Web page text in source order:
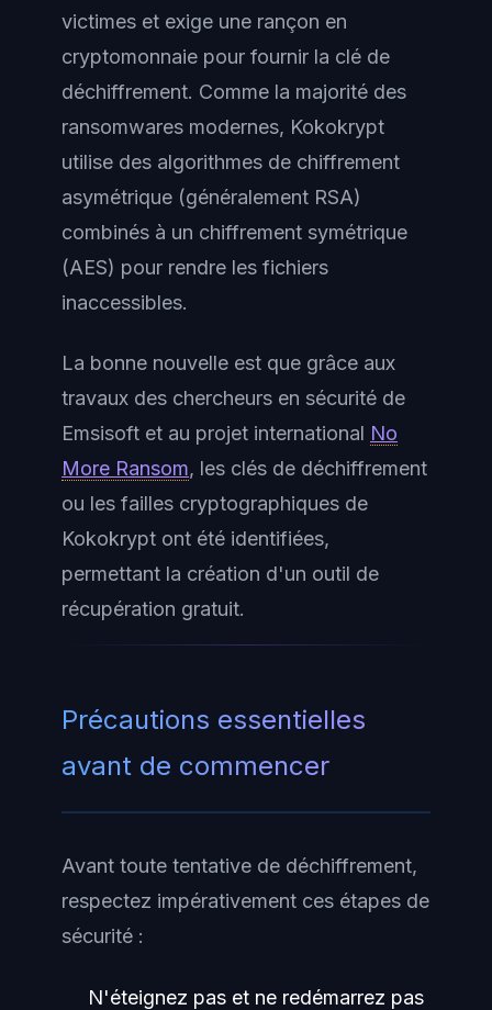
victimes et exige une rançon en
cryptomonnaie pour fournir la clé de
déchiffrement. Comme la majorité des
ransomwares modernes, Kokokrypt
utilise des algorithmes de chiffrement
asymétrique (généralement RSA)
combinés à un chiffrement symétrique
(AES) pour rendre les fichiers
inaccessibles.
La bonne nouvelle est que grâce aux
travaux des chercheurs en sécurité de
Emsisoft et au projet international No
More Ransom, les clés de déchiffrement
ou les failles cryptographiques de
Kokokrypt ont été identifiées,
permettant la création d'un outil de
récupération gratuit.
Précautions essentielles
avant de commencer
Avant toute tentative de déchiffrement,
respectez impérativement ces étapes de
sécurité :
N'éteignez pas et ne redémarrez pas